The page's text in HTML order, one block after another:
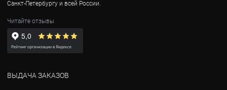
Санкт-Петербургу и всей России.
Читайте отзывы
ВЫДАЧА ЗАКАЗОВ